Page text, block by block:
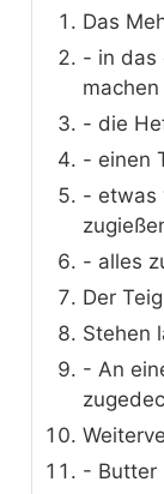
Das
- in das
machen
- die
- einen
- etwas
- alles
Der Teig
Stehen
- An
- Butter